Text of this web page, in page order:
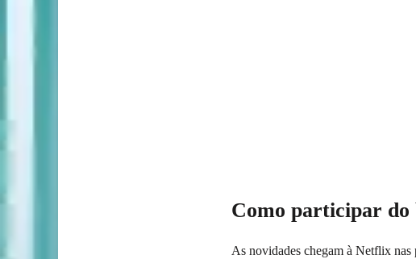
Como participar do
As novidades chegam à Netflix nas